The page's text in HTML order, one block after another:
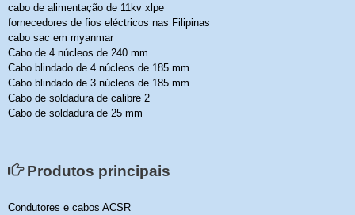
cabo de alimentação de 11kv xlpe
fornecedores de fios eléctricos nas Filipinas
cabo sac em myanmar
Cabo de 4 núcleos de 240 mm
Cabo blindado de 4 núcleos de 185 mm
Cabo blindado de 3 núcleos de 185 mm
Cabo de soldadura de calibre 2
Cabo de soldadura de 25 mm
Produtos principais
Condutores e cabos ACSR